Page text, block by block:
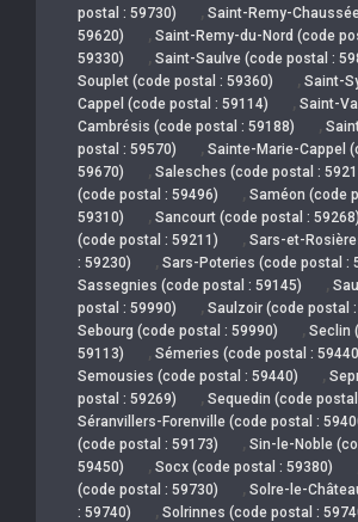
postal : 59730)
, Saint-Remy-
59620)
, Saint-Remy-du-Nord (code
59330)
, Saint-Saulve (code postal :
Souplet (code postal : 59360)
, Saint-
Cappel (code postal : 59114)
, Saint-
Cambrésis (code postal : 59188)
,
postal : 59570)
, Sainte-Marie-Cappel
59670)
, Salesches (code postal :
(code postal : 59496)
, Saméon (code
59310)
, Sancourt (code postal : 59268)
(code postal : 59211)
, Sars-et-
: 59230)
, Sars-Poteries (code postal :
Sassegnies (code postal : 59145) ,
postal : 59990)
, Saulzoir (code postal
Sebourg (code postal : 59990) , Seclin
59113)
, Sémeries (code postal :
Semousies (code postal : 59440) ,
postal : 59269)
, Sequedin (code
Séranvillers-Forenville (code postal :
(code postal : 59173)
, Sin-le-Noble
59450)
, Socx (code postal : 59380)
(code postal : 59730)
, Solre-le-
: 59740)
, Solrinnes (code postal :